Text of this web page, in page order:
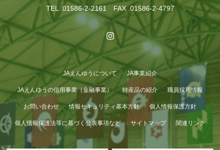
GWも終わり…
TEL .01586-2-2161 FAX .01586-2-4797
JAえんゆうについて JA事業紹介
JAえんゆうの信用事業（金融事業） 特産品の紹介 職員採用情報
お問い合わせ 情報セキュリティ基本方針 個人情報保護方針
個人情報保護法等に基づく公表事項など サイトマップ 関連リンク